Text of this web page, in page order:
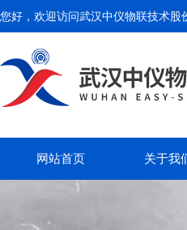
您好，欢迎访问武汉中仪物联技术股
网站首页 关于我